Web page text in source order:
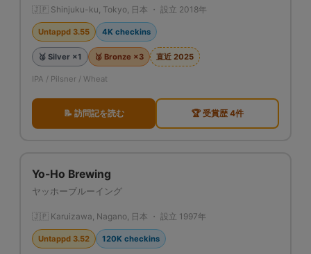
🇯🇵 Shinjuku-ku, Tokyo, 日本 ・ 設立 2018年
Untappd 3.55 4K checkins
🥈 Silver ×1 🥉 Bronze ×3 直近 2025
IPA / Pilsner / Wheat
📝 訪問記を読む 🏆 受賞歴 4件
Yo-Ho Brewing
ヤッホーブルーイング
🇯🇵 Karuizawa, Nagano, 日本 ・ 設立 1997年
Untappd 3.52 120K checkins